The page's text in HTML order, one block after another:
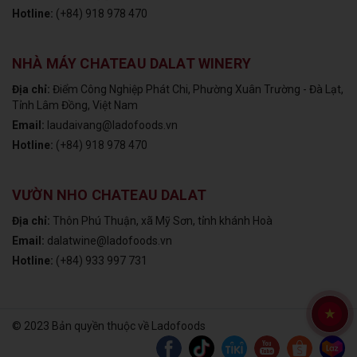
Hotline: (+84) 918 978 470
NHÀ MÁY CHATEAU DALAT WINERY
Địa chỉ: Điểm Công Nghiệp Phát Chi, Phường Xuân Trường - Đà Lạt,
Tỉnh Lâm Đồng, Việt Nam
Email: laudaivang@ladofoods.vn
Hotline: (+84) 918 978 470
VƯỜN NHO CHATEAU DALAT
Địa chỉ: Thôn Phú Thuận, xã Mỹ Sơn, tỉnh khánh Hoà
Email: dalatwine@ladofoods.vn
Hotline: (+84) 933 997 731
© 2023 Bản quyền thuộc về Ladofoods